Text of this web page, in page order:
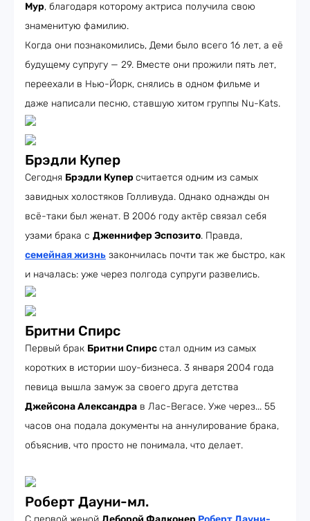
Мур, благодаря которому актриса получила свою
знаменитую фамилию.
Когда они познакомились, Деми было всего 16 лет, а её
будущему супругу — 29. Вместе они прожили пять лет,
переехали в Нью-Йорк, снялись в одном фильме и
даже написали песню, ставшую хитом группы Nu-Kats.
Брэдли Купер
Сегодня Брэдли Куперсчитается одним из самых
завидных холостяков Голливуда. Однако однажды он
всё-таки был женат. В 2006 году актёр связал себя
узами брака с Дженнифер Эспозито. Правда,
семейная жизнь закончилась почти так же быстро, как
и началась: уже через полгода супруги развелись.
Бритни Спирс
Первый брак Бритни Спирсстал одним из самых
коротких в истории шоу-бизнеса. 3 января 2004 года
певица вышла замуж за своего друга детства
Джейсона Александра в Лас-Вегасе. Уже через... 55
часов она подала документы на аннулирование брака,
объяснив, что просто не понимала, что делает.
Роберт Дауни-мл.